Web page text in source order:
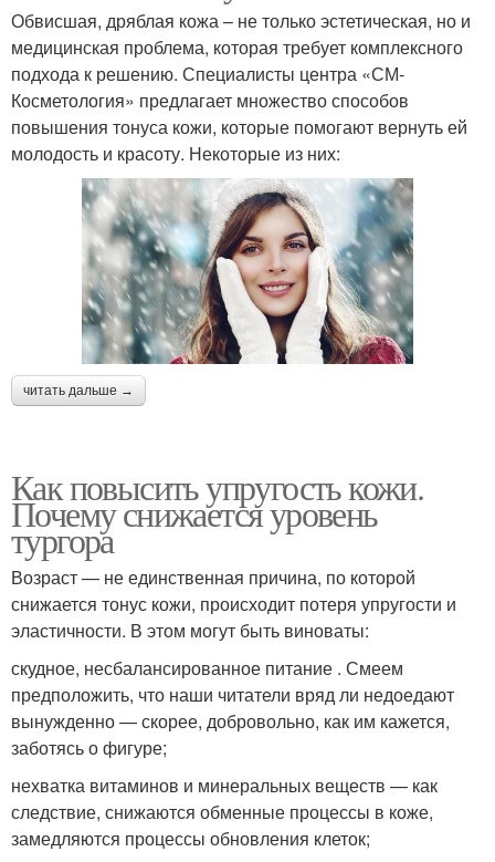
Обвисшая, дряблая кожа – не только эстетическая, но и
медицинская проблема, которая требует комплексного
подхода к решению. Специалисты центра «СМ-
Косметология» предлагает множество способов
повышения тонуса кожи, которые помогают вернуть ей
молодость и красоту. Некоторые из них:
читать дальше →
Как повысить упругость кожи.
Почему снижается уровень
тургора
Возраст — не единственная причина, по которой
снижается тонус кожи, происходит потеря упругости и
эластичности. В этом могут быть виноваты:
скудное, несбалансированное питание . Смеем
предположить, что наши читатели вряд ли недоедают
вынужденно — скорее, добровольно, как им кажется,
заботясь о фигуре;
нехватка витаминов и минеральных веществ — как
следствие, снижаются обменные процессы в коже,
замедляются процессы обновления клеток;